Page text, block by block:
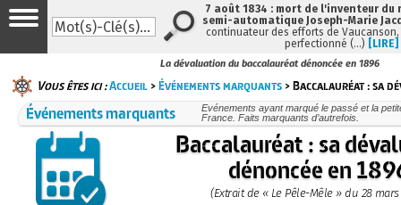
La dévaluation du baccalauréat dénoncée en 1896
Vous êtes ici :Accueil >Événements marquants > Baccalauréat : sa
Événements marquants
Evénements ayant marqué le passé et la
France. Faits marquants d’autrefois.
Baccalauréat : sa
dénoncée en
(Extrait de « Le Pêle-Mêle » du 28 mars
7 août 1834 : mort de l'inventeur du
semi-automatique Joseph-Marie
continuateur des efforts de Vaucanson,
perfectionné (…) [LIRE]